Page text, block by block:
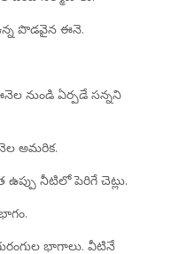
పొడవైన ఈనె.
నుండి ఏర్పడే సన్నని
అమరిక.
ఉప్పు నీటిలో పెరిగే చెట్లు.
భాగాలు. వీటినే